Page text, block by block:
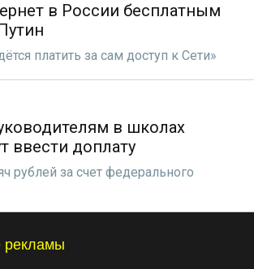
в России бесплатным
платить за сам доступ к Сети»
в школах
ввести доплату
рублей за счет федерального
рекламы